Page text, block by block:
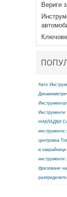
Вериги
Авто
Инструменти
НАКЛАДКИ
инструменти
центровка
и накрайници
инструменти
фрезоване